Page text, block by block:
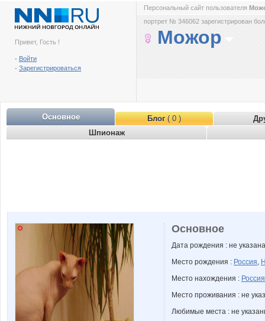
Привет, Гость !
- Войти
- Зарегистрироваться
Персональный сайт пользователя
портрет № 346062 зарегистрирован
Можор
Основное Блог( 0 )
Шпионаж
Основное
Дата рождения : не указана
Место рождения : Россия,
Место нахождения : Россия
Место проживания : не
Любимые места : не